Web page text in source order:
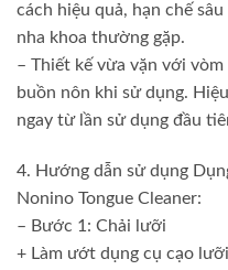
cách hiệu quả, hạn chế
nha khoa thường gặp.
– Thiết kế vừa vặn với
buồn nôn khi sử dụng.
ngay từ lần sử dụng đầu
4. Hướng dẫn sử dụng
Nonino Tongue Cleaner:
– Bước 1: Chải lưỡi
+ Làm ướt dụng cụ cạo